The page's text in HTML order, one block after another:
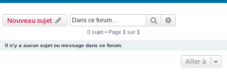
Nouveau sujet Rechercher
0 sujet • Page 1 sur 1
Il n’y a aucun sujet ou message dans ce forum.
Aller à